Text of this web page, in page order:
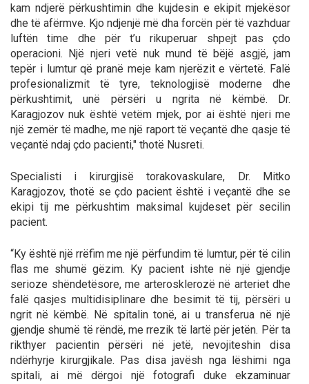
kam ndjerë përkushtimin dhe kujdesin e ekipit mjekësor
dhe të afërmve. Kjo ndjenjë më dha forcën për të vazhduar
luftën time dhe për t’u rikuperuar shpejt pas çdo
operacioni. Një njeri vetë nuk mund të bëjë asgjë, jam
tepër i lumtur që pranë meje kam njerëzit e vërtetë. Falë
profesionalizmit të tyre, teknologjisë moderne dhe
përkushtimit, unë përsëri u ngrita në këmbë. Dr.
Karagjozov nuk është vetëm mjek, por ai është njeri me
një zemër të madhe, me një raport të veçantë dhe qasje të
veçantë ndaj çdo pacienti," thotë Nusreti.
Specialisti i kirurgjisë torakovaskulare, Dr. Mitko
Karagjozov, thotë se çdo pacient është i veçantë dhe se
ekipi tij me përkushtim maksimal kujdeset për secilin
pacient.
“Ky është një rrëfim me një përfundim të lumtur, për të cilin
flas me shumë gëzim. Ky pacient ishte në një gjendje
serioze shëndetësore, me arterosklerozë në arteriet dhe
falë qasjes multidisiplinare dhe besimit të tij, përsëri u
ngrit në këmbë. Në spitalin tonë, ai u transferua në një
gjendje shumë të rëndë, me rrezik të lartë për jetën. Për ta
rikthyer pacientin përsëri në jetë, nevojiteshin disa
ndërhyrje kirurgjikale. Pas disa javësh nga lëshimi nga
spitali, ai më dërgoi një fotografi duke ekzaminuar